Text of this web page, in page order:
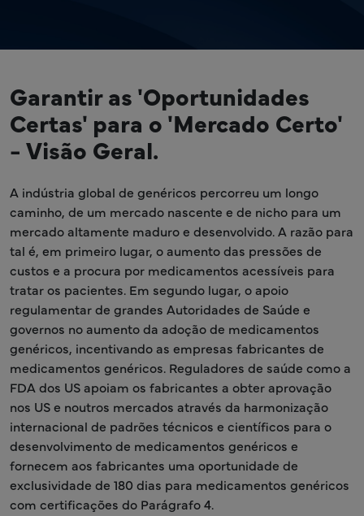
Garantir as 'Oportunidades
Certas' para o 'Mercado Certo'
- Visão Geral.
A indústria global de genéricos percorreu um longo
caminho, de um mercado nascente e de nicho para um
mercado altamente maduro e desenvolvido. A razão para
tal é, em primeiro lugar, o aumento das pressões de
custos e a procura por medicamentos acessíveis para
tratar os pacientes. Em segundo lugar, o apoio
regulamentar de grandes Autoridades de Saúde e
governos no aumento da adoção de medicamentos
genéricos, incentivando as empresas fabricantes de
medicamentos genéricos. Reguladores de saúde como a
FDA dos US apoiam os fabricantes a obter aprovação
nos US e noutros mercados através da harmonização
internacional de padrões técnicos e científicos para o
desenvolvimento de medicamentos genéricos e
fornecem aos fabricantes uma oportunidade de
exclusividade de 180 dias para medicamentos genéricos
com certificações do Parágrafo 4.